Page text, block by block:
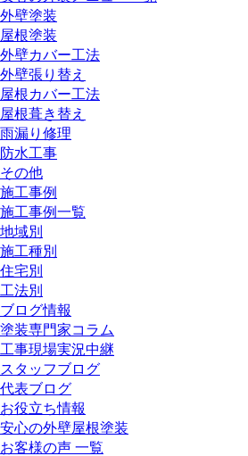
外壁塗装
屋根塗装
外壁カバー工法
外壁張り替え
屋根カバー工法
屋根葺き替え
雨漏り修理
防水工事
その他
施工事例
施工事例一覧
地域別
施工種別
住宅別
工法別
ブログ情報
塗装専門家コラム
工事現場実況中継
スタッフブログ
代表ブログ
お役立ち情報
安心の外壁屋根塗装
お客様の声 一覧